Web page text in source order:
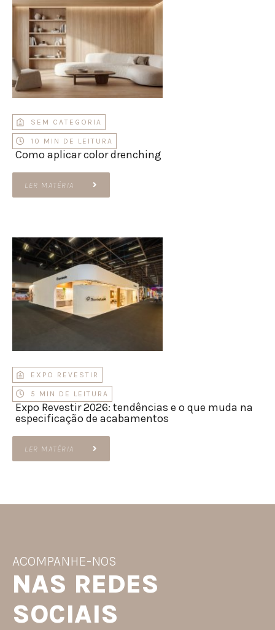
SEM CATEGORIA
10 MIN DE LEITURA
Como aplicar color drenching
LER MATÉRIA
EXPO REVESTIR
5 MIN DE LEITURA
Expo Revestir 2026: tendências e o que muda na
especificação de acabamentos
LER MATÉRIA
ACOMPANHE-NOS
NAS REDES
SOCIAIS